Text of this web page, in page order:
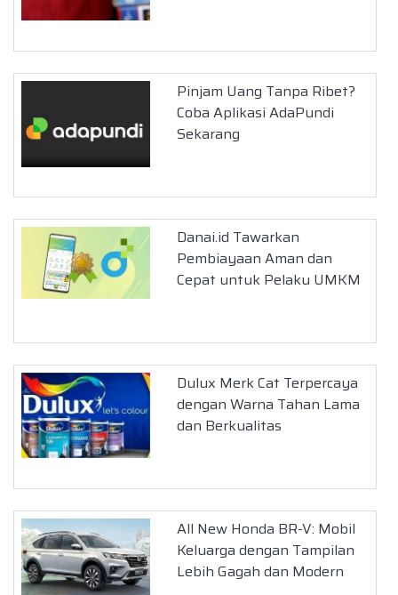
Pinjam Uang Tanpa Ribet?
Coba Aplikasi AdaPundi
Sekarang
Danai.id Tawarkan
Pembiayaan Aman dan
Cepat untuk Pelaku UMKM
Dulux Merk Cat Terpercaya
dengan Warna Tahan Lama
dan Berkualitas
All New Honda BR-V: Mobil
Keluarga dengan Tampilan
Lebih Gagah dan Modern